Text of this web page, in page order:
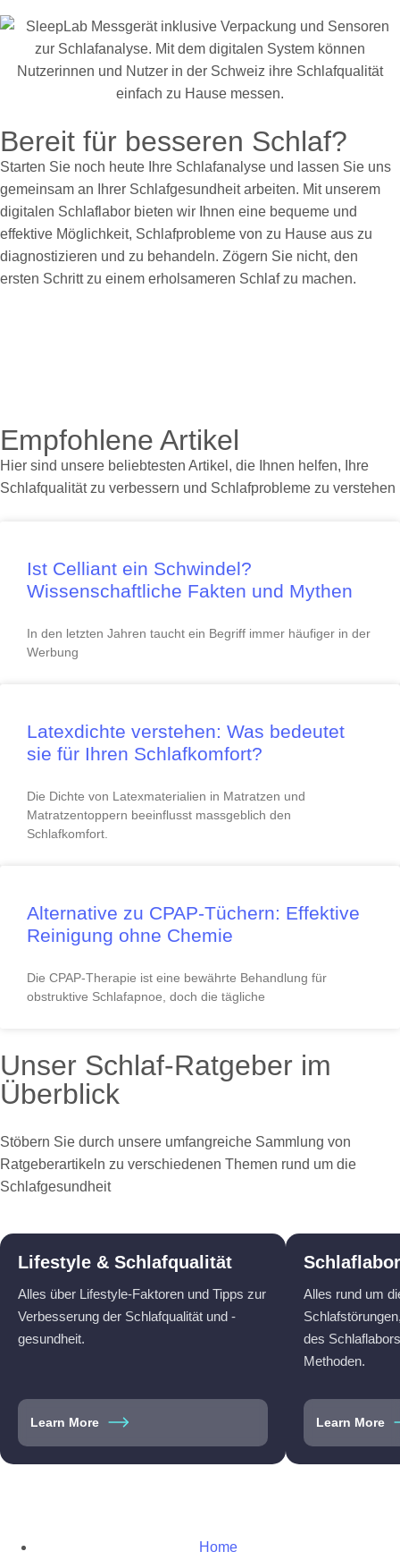
Bereit für besseren Schlaf?
Starten Sie noch heute Ihre Schlafanalyse und lassen Sie uns
gemeinsam an Ihrer Schlafgesundheit arbeiten. Mit unserem
digitalen Schlaflabor bieten wir Ihnen eine bequeme und
effektive Möglichkeit, Schlafprobleme von zu Hause aus zu
diagnostizieren und zu behandeln. Zögern Sie nicht, den
ersten Schritt zu einem erholsameren Schlaf zu machen.
Empfohlene Artikel
Hier sind unsere beliebtesten Artikel, die Ihnen helfen, Ihre
Schlafqualität zu verbessern und Schlafprobleme zu verstehen
Ist Celliant ein Schwindel?
Wissenschaftliche Fakten und Mythen
In den letzten Jahren taucht ein Begriff immer häufiger in der
Werbung
Latexdichte verstehen: Was bedeutet
sie für Ihren Schlafkomfort?
Die Dichte von Latexmaterialien in Matratzen und
Matratzentoppern beeinflusst massgeblich den
Schlafkomfort.
Alternative zu CPAP-Tüchern: Effektive
Reinigung ohne Chemie
Die CPAP-Therapie ist eine bewährte Behandlung für
obstruktive Schlafapnoe, doch die tägliche
Unser Schlaf-Ratgeber im
Überblick
Stöbern Sie durch unsere umfangreiche Sammlung von
Ratgeberartikeln zu verschiedenen Themen rund um die
Schlafgesundheit
Lifestyle & Schlafqualität
Alles über Lifestyle-Faktoren und Tipps zur
Verbesserung der Schlafqualität und -
gesundheit.
Learn More
Alles rund um
des
Methoden.
Learn More
Home